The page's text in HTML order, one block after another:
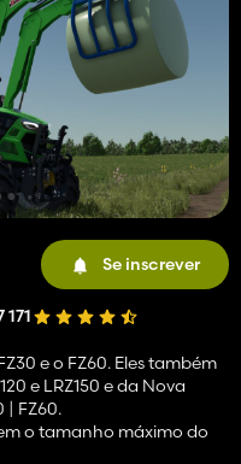
Se inscrever
171
e o FZ60. Eles também
e LRZ150 e da Nova
| FZ60.
o tamanho máximo do